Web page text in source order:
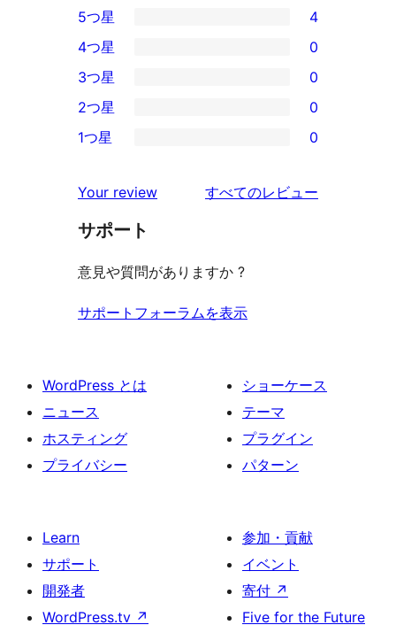
4
5-
星
レ
ビ
ー
5つ星 4
4-
星
レ
ュ
ー
4つ星 0
0
3-
星
ビ
ュ
3つ星 0
2-
レ
ビ
ー
2つ星 0
星
レ
ュ
ー
1つ星 0
Your review すべてのレビュー
サポート
意見や質問がありますか ?
サポートフォーラムを表示
WordPress とは
ニュース
ホスティング
プライバシー
ショーケース
テーマ
プラグイン
パターン
Learn
サポート
開発者
WordPress.tv ↗
参加・貢献
イベント
寄付 ↗
Five for the Future